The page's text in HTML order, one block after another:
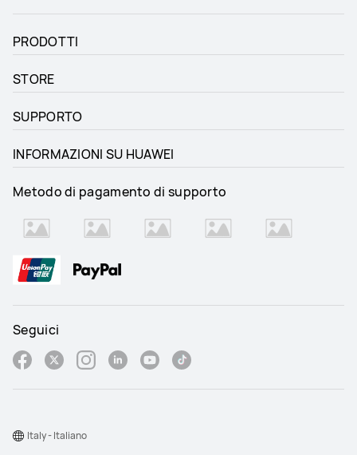
PRODOTTI
STORE
SUPPORTO
INFORMAZIONI SU HUAWEI
Metodo di pagamento di supporto
Seguici
Italy - Italiano